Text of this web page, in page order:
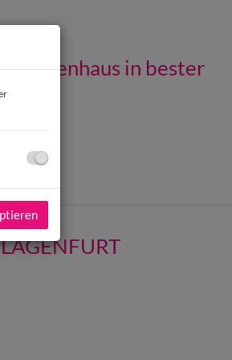
in bester